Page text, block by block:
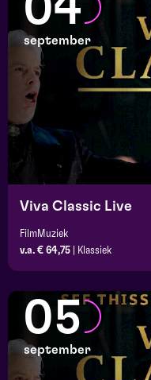
september
Viva Classic Live
FilmMuziek
v.a. € 64,75
Klassiek
05
september